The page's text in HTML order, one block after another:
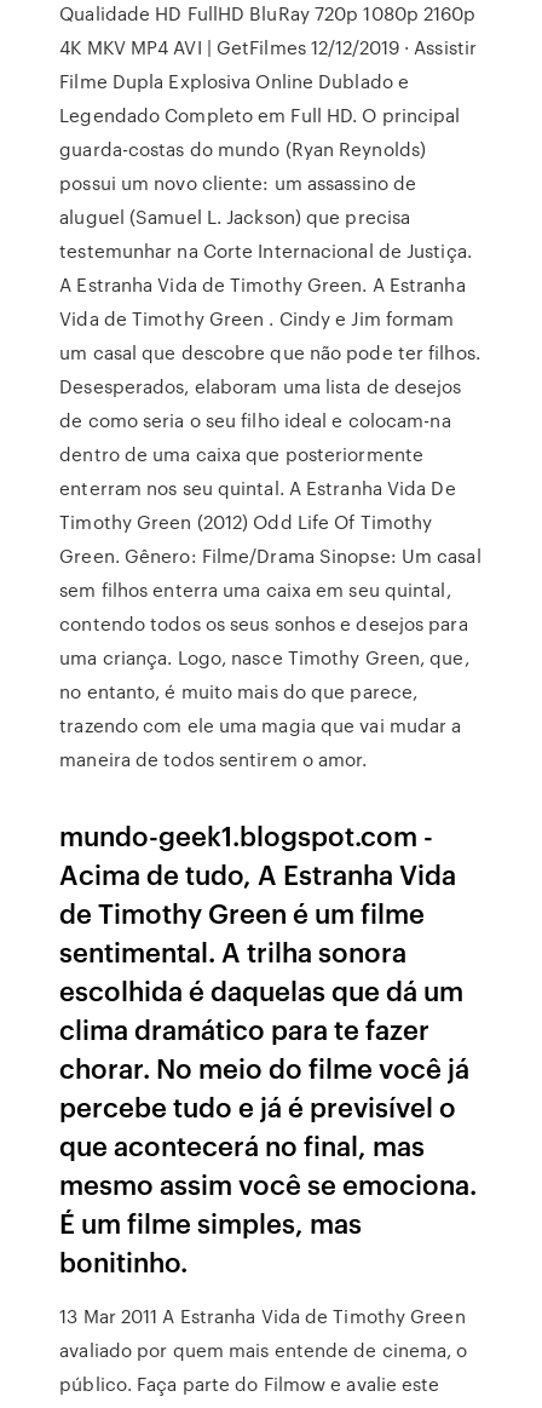
Qualidade HD FullHD BluRay 720p 1080p 2160p
4K MKV MP4 AVI | GetFilmes 12/12/2019 · Assistir
Filme Dupla Explosiva Online Dublado e
Legendado Completo em Full HD. O principal
guarda-costas do mundo (Ryan Reynolds)
possui um novo cliente: um assassino de
aluguel (Samuel L. Jackson) que precisa
testemunhar na Corte Internacional de Justiça.
A Estranha Vida de Timothy Green. A Estranha
Vida de Timothy Green . Cindy e Jim formam
um casal que descobre que não pode ter filhos.
Desesperados, elaboram uma lista de desejos
de como seria o seu filho ideal e colocam-na
dentro de uma caixa que posteriormente
enterram nos seu quintal. A Estranha Vida De
Timothy Green (2012) Odd Life Of Timothy
Green. Gênero: Filme/Drama Sinopse: Um casal
sem filhos enterra uma caixa em seu quintal,
contendo todos os seus sonhos e desejos para
uma criança. Logo, nasce Timothy Green, que,
no entanto, é muito mais do que parece,
trazendo com ele uma magia que vai mudar a
maneira de todos sentirem o amor.
mundo-geek1.blogspot.com -
Acima de tudo, A Estranha Vida
de Timothy Green é um filme
sentimental. A trilha sonora
escolhida é daquelas que dá um
clima dramático para te fazer
chorar. No meio do filme você já
percebe tudo e já é previsível o
que acontecerá no final, mas
mesmo assim você se emociona.
É um filme simples, mas
bonitinho.
13 Mar 2011 A Estranha Vida de Timothy Green
avaliado por quem mais entende de cinema, o
público. Faça parte do Filmow e avalie este